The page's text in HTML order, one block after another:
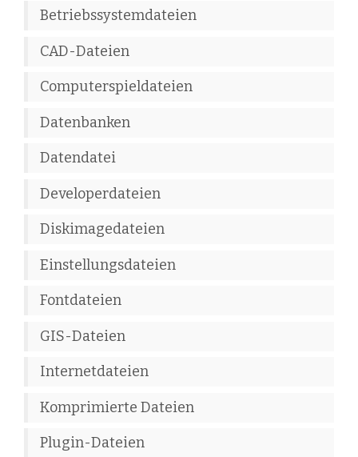
Betriebssystemdateien
CAD-Dateien
Computerspieldateien
Datenbanken
Datendatei
Developerdateien
Diskimagedateien
Einstellungsdateien
Fontdateien
GIS-Dateien
Internetdateien
Komprimierte Dateien
Plugin-Dateien